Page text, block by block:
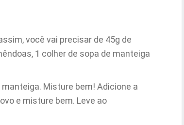
você vai precisar de 45g de
1 colher de sopa de manteiga
Misture bem! Adicione a
e misture bem. Leve ao